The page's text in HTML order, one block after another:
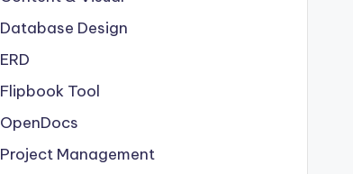
Database Design
ERD
Flipbook Tool
OpenDocs
Project Management